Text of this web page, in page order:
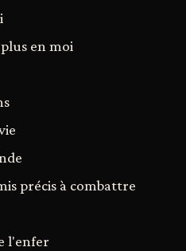
en moi
précis à combattre
l'enfer